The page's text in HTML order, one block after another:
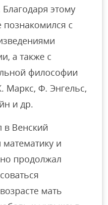
этому
познакомился с
а также с
философии
Маркс, Ф. Энгельс,
и др.
в Венский
математику и
продолжал
мать